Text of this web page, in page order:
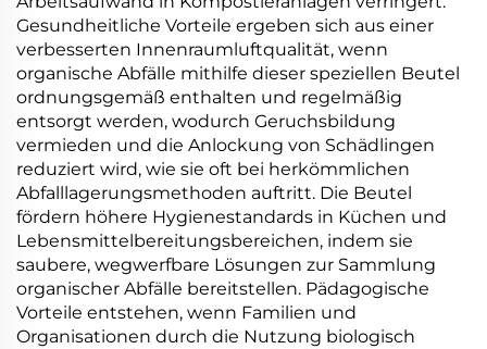
Gesundheitliche Vorteile ergeben sich aus einer
verbesserten Innenraumluftqualität, wenn
organische Abfälle mithilfe dieser speziellen Beutel
ordnungsgemäß enthalten und regelmäßig
entsorgt werden, wodurch Geruchsbildung
vermieden und die Anlockung von Schädlingen
reduziert wird, wie sie oft bei herkömmlichen
Abfalllagerungsmethoden auftritt. Die Beutel
fördern höhere Hygienestandards in Küchen und
Lebensmittelbereitungsbereichen, indem sie
saubere, wegwerfbare Lösungen zur Sammlung
organischer Abfälle bereitstellen. Pädagogische
Vorteile entstehen, wenn Familien und
Organisationen durch die Nutzung biologisch